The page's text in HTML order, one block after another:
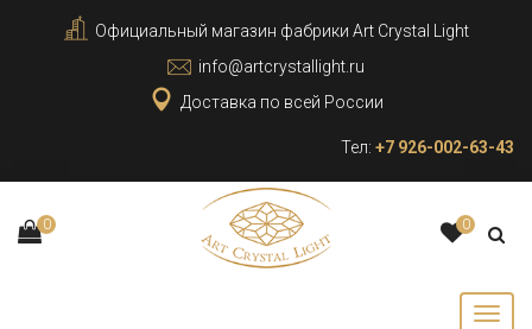
Официальный магазин фабрики Art Crystal Light
info@artcrystallight.ru
Доставка по всей России
Тел: +7 926-002-63-43
0 0